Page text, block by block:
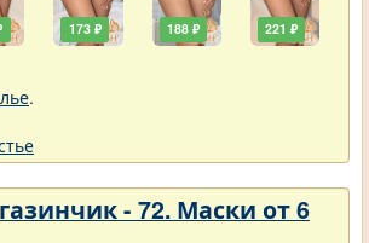
173 ₽ 188 ₽ 221 ₽
.
- 72. Маски от 6